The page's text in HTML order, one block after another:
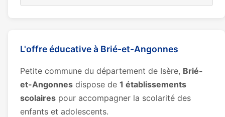
L'offre éducative à Brié-et-Angonnes
Petite commune du département de Isère, Brié-
et-Angonnes dispose de 1 établissements
scolaires pour accompagner la scolarité des
enfants et adolescents.